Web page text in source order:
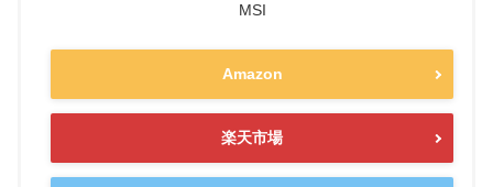
MSI
Amazon
楽天市場